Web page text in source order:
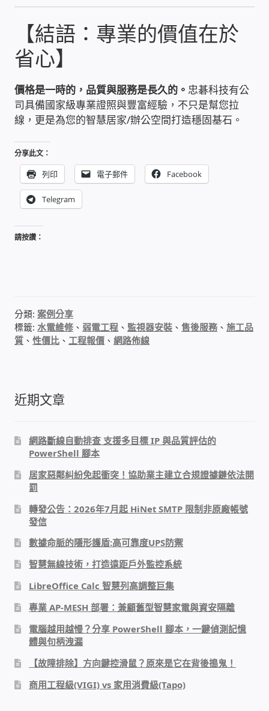
監視器異地備份備援
監控安防 工具 軟體 手冊
電話總機 對講機
迅時數位網路電話總機
IP-PBX 租賃 借測 (雲端總機)
通航國際(Tonnet)
聯盟電子(LINEMEX)
感應式門鎖、電子鎖
電梯樓層刷卡管制
停車場、社區大樓 車道管制系統
風速傳感器+PLC自動控制
mOA雲考勤 指紋、卡片、手機APP GPS打卡
智慧櫃
電子鎖 凱特安Kwikset
電子模組電路模塊
【結語：專業的價值在於
省心】
價格是一時的，品質與服務是長久的。 忠碁科技有公
司具備國家級專業證照與豐富經驗，不只是幫您拉
線，更是為您的智慧居家/辦公空間打造穩固基石。
分享此文：
列印 電子郵件 Facebook
Telegram
請按讚：
分類:案例分享
標籤: 水電維修 、 弱電工程 、 監視器安裝 、售後服務 、施工品
質 、性價比 、 工程報價 、網路佈線
近期文章
網路斷線自動排查 支援多目標 IP 與品質評估的
PowerShell 腳本
居家惡鄰糾紛免起衝突！協助業主建立合規證據鏈依法開
罰
轉發公告：2026年7月起 HiNet SMTP 限制非原廠帳號
發信
數據命脈的隱形護盾:高可靠度UPS防禦
智慧無線技術，打造遠距戶外監控系統
LibreOffice Calc 智慧列高調整巨集
專業 AP-MESH 部署：兼顧舊型智慧家電與資安隔離
電腦越用越慢？分享 PowerShell 腳本，一鍵偵測記憶
體與句柄洩漏
【故障排除】方向鍵控滑鼠？原來是它在背後搗鬼！
商用工程級(VIGI) vs 家用消費級(Tapo)